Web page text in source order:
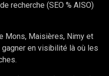
recherche (SEO % AISO)
Mons, Maisières, Nimy et
en visibilité là où les